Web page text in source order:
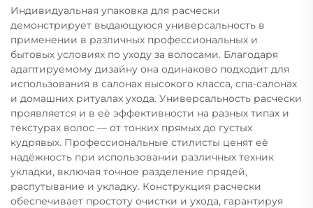
Индивидуальная упаковка для расчески
демонстрирует выдающуюся универсальность в
применении в различных профессиональных и
бытовых условиях по уходу за волосами. Благодаря
адаптируемому дизайну она одинаково подходит для
использования в салонах высокого класса, спа-салонах
и домашних ритуалах ухода. Универсальность расчески
проявляется и в её эффективности на разных типах и
текстурах волос — от тонких прямых до густых
кудрявых. Профессиональные стилисты ценят её
надёжность при использовании различных техник
укладки, включая точное разделение прядей,
распутывание и укладку. Конструкция расчески
обеспечивает простоту очистки и ухода, гарантируя